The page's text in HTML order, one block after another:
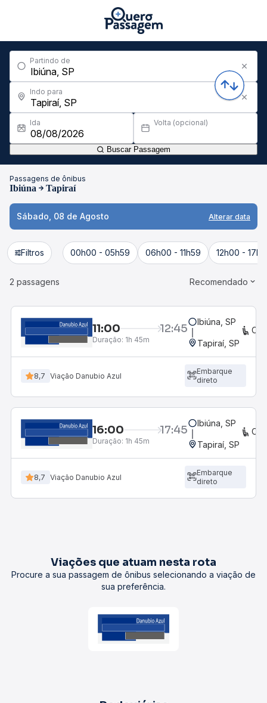
Partindo de
Indo para
Ida Volta (opcional)
Buscar Passagem
Passagens de ônibus
Ibiúna Tapiraí
Sábado, 08 de Agosto Alterar data
Filtros 00h00 - 05h59 06h00 - 11h59 12h00 -
2 passagens Recomendado
11:00 12:45
Duração: 1h 45m
Ibiúna, SP
Tapiraí, SP
8,7 Viação Danubio Azul
Embarque
direto
16:00 17:45
Duração: 1h 45m
Ibiúna, SP
Tapiraí, SP
8,7 Viação Danubio Azul
Embarque
direto
Viações que atuam nesta rota
Procure a sua passagem de ônibus selecionando a viação de
sua preferência.